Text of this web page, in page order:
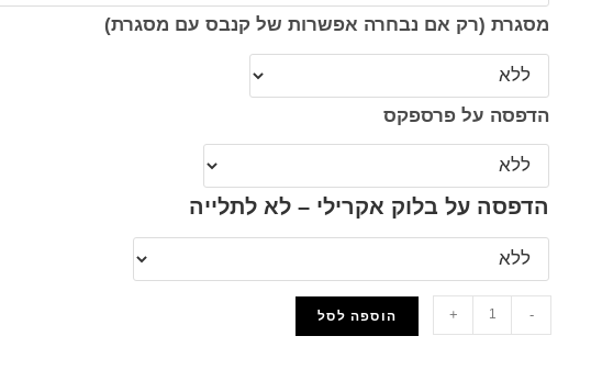
מסגרת (רק אם נבחרה אפשרות של קנבס עם מסגרת)
הדפסה על פרספקס
הדפסה על בלוק אקרילי – לא לתלייה
-
+ הוספה לסל